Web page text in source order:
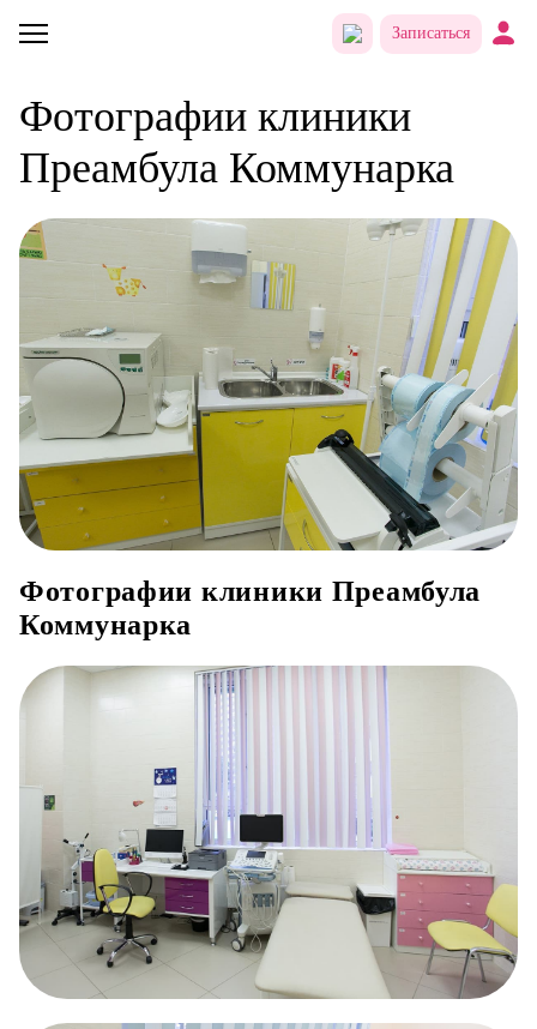
Записаться
Фотографии клиники
Преамбула Коммунарка
Фотографии клиники Преамбула
Коммунарка